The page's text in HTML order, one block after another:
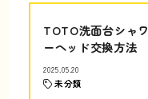
TOTO洗面台シャワ
ーヘッド交換方法
2025.05.20
未分類